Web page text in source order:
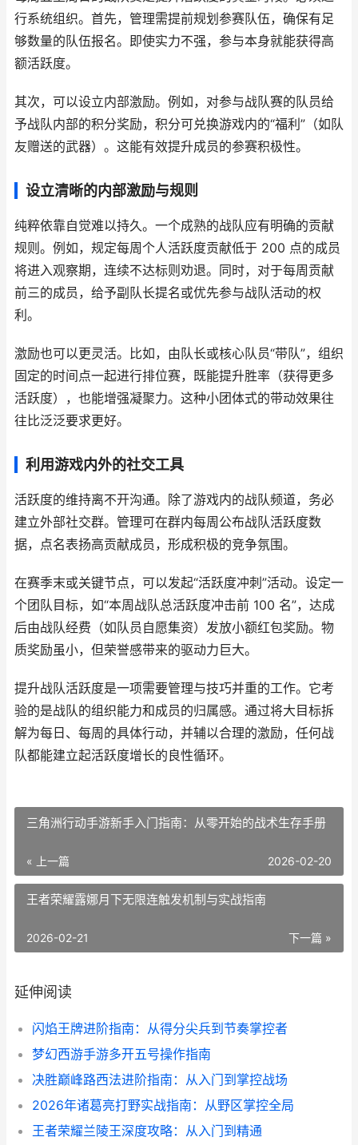
行系统组织。首先，管理需提前规划参赛队伍，确保有足
够数量的队伍报名。即使实力不强，参与本身就能获得高
额活跃度。
其次，可以设立内部激励。例如，对参与战队赛的队员给
予战队内部的积分奖励，积分可兑换游戏内的“福利”（如队
友赠送的武器）。这能有效提升成员的参赛积极性。
设立清晰的内部激励与规则
纯粹依靠自觉难以持久。一个成熟的战队应有明确的贡献
规则。例如，规定每周个人活跃度贡献低于 200 点的成员
将进入观察期，连续不达标则劝退。同时，对于每周贡献
前三的成员，给予副队长提名或优先参与战队活动的权
利。
激励也可以更灵活。比如，由队长或核心队员“带队”，组织
固定的时间点一起进行排位赛，既能提升胜率（获得更多
活跃度），也能增强凝聚力。这种小团体式的带动效果往
往比泛泛要求更好。
利用游戏内外的社交工具
活跃度的维持离不开沟通。除了游戏内的战队频道，务必
建立外部社交群。管理可在群内每周公布战队活跃度数
据，点名表扬高贡献成员，形成积极的竞争氛围。
在赛季末或关键节点，可以发起“活跃度冲刺”活动。设定一
个团队目标，如“本周战队总活跃度冲击前 100 名”，达成
后由战队经费（如队员自愿集资）发放小额红包奖励。物
质奖励虽小，但荣誉感带来的驱动力巨大。
提升战队活跃度是一项需要管理与技巧并重的工作。它考
验的是战队的组织能力和成员的归属感。通过将大目标拆
解为每日、每周的具体行动，并辅以合理的激励，任何战
队都能建立起活跃度增长的良性循环。
三角洲行动手游新手入门指南：从零开始的战术生存手册
« 上一篇 2026-02-20
王者荣耀露娜月下无限连触发机制与实战指南
下一篇 »
2026-02-21
延伸阅读
闪焰王牌进阶指南：从得分尖兵到节奏掌控者
梦幻西游手游多开五号操作指南
决胜巅峰路西法进阶指南：从入门到掌控战场
2026年诸葛亮打野实战指南：从野区掌控全局
王者荣耀兰陵王深度攻略：从入门到精通